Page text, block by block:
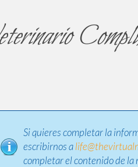
Si quieres completar la
escribirnos a
completar el contenido de la